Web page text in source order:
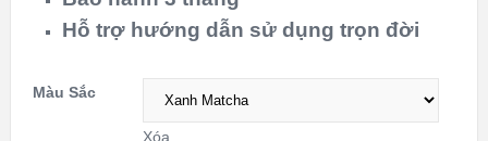
Hỗ trợ hướng dẫn sử dụng trọn đời
Màu Sắc
Xóa